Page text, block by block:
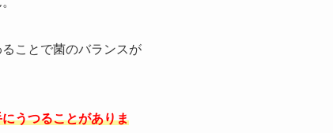
ことで菌のバランスが
うつることがありま